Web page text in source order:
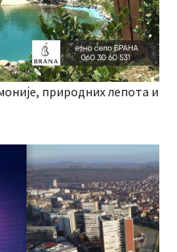
природних лепота и